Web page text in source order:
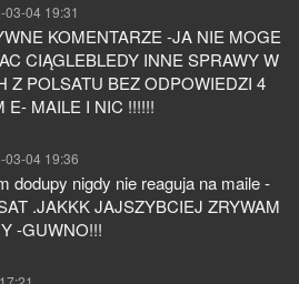
03-04 19:31
KOMENTARZE -JA NIE MOGE
CIĄGLEBLEDY INNE SPRAWY W
Z POLSATU BEZ ODPOWIEDZI 4
E- MAILE I NIC !!!!!!
03-04 19:36
dodupy nigdy nie reaguja na maile -
.JAKKK JAJSZYBCIEJ ZRYWAM
-GUWNO!!!